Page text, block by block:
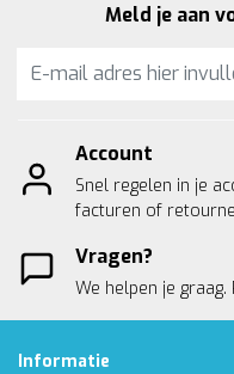
Meld je aan
Account
Snel regelen in je
facturen of
Vragen?
We helpen je graag.
Informatie